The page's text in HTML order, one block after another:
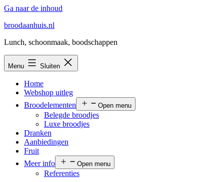
Ga naar de inhoud
broodaanhuis.nl
Lunch, schoonmaak, boodschappen
Menu Sluiten
Home
Webshop uitleg
Broodelementen
Open menu
Belegde broodjes
Luxe broodjes
Dranken
Aanbiedingen
Fruit
Meer info
Open menu
Referenties